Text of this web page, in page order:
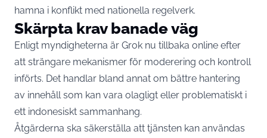
hamna i konflikt med nationella regelverk.
Skärpta krav banade väg
Enligt myndigheterna är Grok nu tillbaka online efter
att strängare mekanismer för moderering och kontroll
införts. Det handlar bland annat om bättre hantering
av innehåll som kan vara olagligt eller problematiskt i
ett indonesiskt sammanhang.
Åtgärderna ska säkerställa att tjänsten kan användas